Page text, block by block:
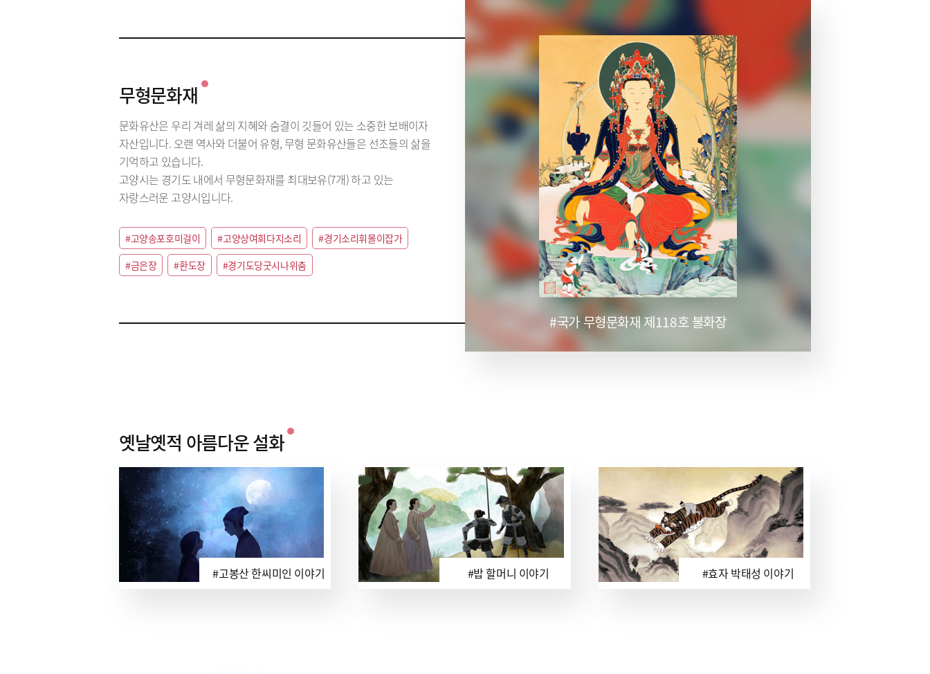
#국가 무형문화재 제118호 불화장
무형문화재
문화유산은 우리 겨레 삶의 지혜와 숨결이 깃들어 있는 소중한 보배이자
자산입니다. 오랜 역사와 더불어 유형, 무형 문화유산들은 선조들의 삶을
기억하고 있습니다.
고양시는 경기도 내에서 무형문화재를 최대보유(7개) 하고 있는
자랑스러운 고양시입니다.
#고양송포호미걸이 #고양상여회다지소리
#경기소리휘몰이잡가
#금은장
#환도장 #경기도당굿시나위춤
옛날옛적 아름다운 설화
#고봉산 한씨미인 이야기 #밥 할머니 이야기 #효자 박태성 이야기